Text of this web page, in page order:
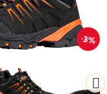
3%